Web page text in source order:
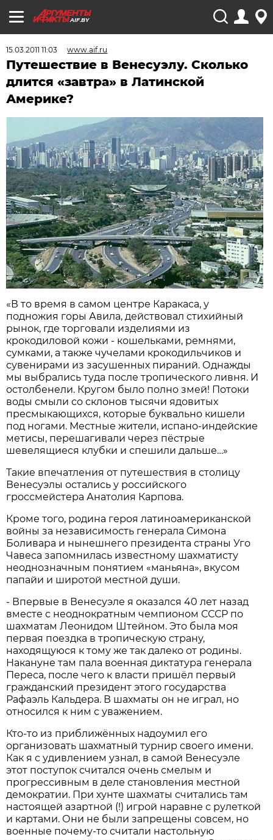
AIF.BY
15.03.2011 11:03 www.aif.ru
Путешествие в Венесуэлу. Сколько
длится «завтра» в Латинской
Америке?
«В то время в самом центре Каракаса, у
подножия горы Авила, действовал стихийный
рынок, где торговали изделиями из
крокодиловой кожи - кошельками, ремнями,
сумками, а также чучелами крокодильчиков и
сувенирами из засушенных пираний. Однажды
мы выбрались туда после тропического ливня. И
остолбенели. Кругом было полно змей! Потоки
воды смыли со склонов тысячи ядовитых
пресмыкающихся, которые буквально кишели
под ногами. Местные жители, испано-индейские
метисы, перешагивали через пёстрые
шевелящиеся клубки и спешили дальше…»
Такие впечатления от путешествия в столицу
Венесуэлы остались у российского
гроссмейстера Анатолия Карпова.
Кроме того, родина героя латиноамериканской
войны за независимость генерала Симона
Боливара и нынешнего президента страны Уго
Чавеса запомнилась известному шахматисту
неоднозначным понятием «маньяна», вкусом
папайи и широтой местной души.
- Впервые в Венесуэле я оказался 40 лет назад
вместе с неоднократным чемпионом СССР по
шахматам Леонидом Штейном. Это была моя
первая поездка в тропическую страну,
находящуюся к тому же так далеко от родины.
Накануне там пала военная диктатура генерала
Переса, после чего к власти пришёл первый
гражданский президент этого государства
Рафаэль Кальдера. В шахматы он не играл, но
относился к ним с уважением.
Кто-то из приближённых надоумил его
организовать шахматный турнир своего имени.
Как я с удивлением узнал, в самой Венесуэле
этот поступок считался очень смелым и
прогрессивным в деле становления местной
демократии. При хунте шахматы считались там
настоящей азартной (!) игрой наравне с рулеткой
и картами. Они не были запрещены совсем, но
военные почему-то считали настольную